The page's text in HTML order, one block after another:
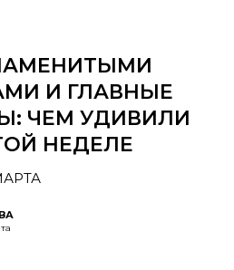
И ГЛАВНЫЕ
ЧЕМ УДИВИЛИ
НЕДЕЛЕ